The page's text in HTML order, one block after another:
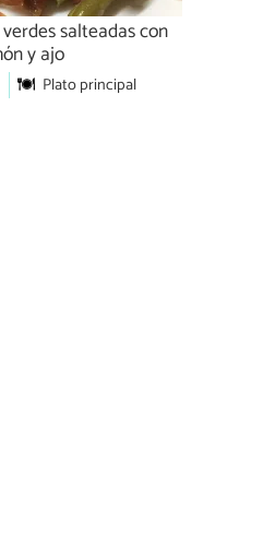
salteadas con
y ajo
Plato principal